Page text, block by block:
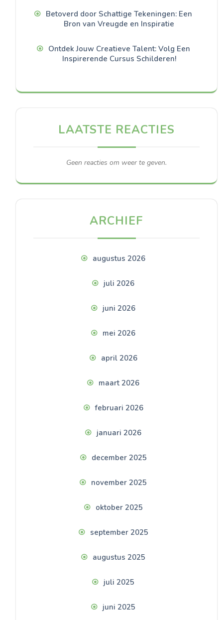
Betoverd door Schattige Tekeningen: Een
Bron van Vreugde en Inspiratie
Ontdek Jouw Creatieve Talent: Volg Een
Inspirerende Cursus Schilderen!
LAATSTE REACTIES
Geen reacties om weer te geven.
ARCHIEF
augustus 2026
juli 2026
juni 2026
mei 2026
april 2026
maart 2026
februari 2026
januari 2026
december 2025
november 2025
oktober 2025
september 2025
augustus 2025
juli 2025
juni 2025